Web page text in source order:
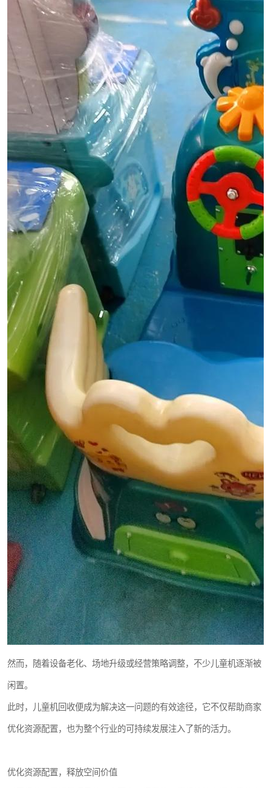
然而，随着设备老化、场地升级或经营策略调整，不少儿童机逐渐被
闲置。
此时，儿童机回收便成为解决这一问题的有效途径，它不仅帮助商家
优化资源配置，也为整个行业的可持续发展注入了新的活力。
优化资源配置，释放空间价值